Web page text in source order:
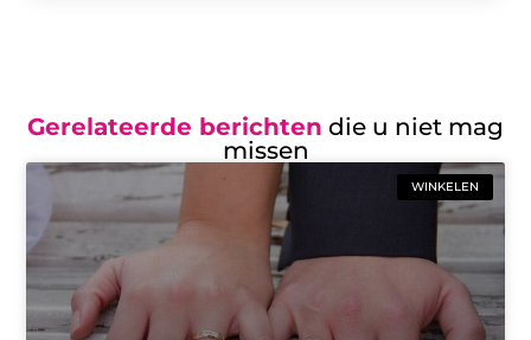
Gerelateerde berichten die u niet mag
missen
WINKELEN